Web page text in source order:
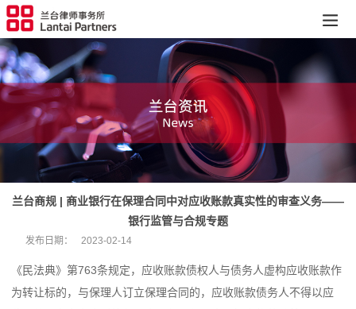
兰台商规 | 商业银行在保理合同中对应收账款真实性的审查义务——
银行监管与合规专题
发布日期： 2023-02-14
《民法典》第763条规定，应收账款债权人与债务人虚构应收账款作
为转让标的，与保理人订立保理合同的，应收账款债务人不得以应